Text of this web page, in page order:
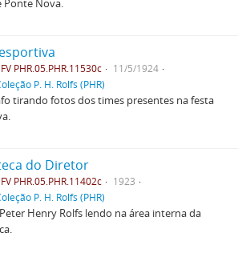
Ponte Nova.
PHR.05.PHR.11530c
11/5/1924
P. H. Rolfs (PHR)
tirando fotos dos times presentes na festa
do Diretor
PHR.05.PHR.11402c
1923
P. H. Rolfs (PHR)
Henry Rolfs lendo na área interna da